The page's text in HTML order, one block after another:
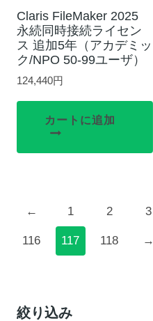
Claris FileMaker 2025
永続同時接続ライセン
ス 追加5年（アカデミッ
ク/NPO 50-99ユーザ）
124,440円
カートに追加
← 1 2 3
116 117 118 →
絞り込み